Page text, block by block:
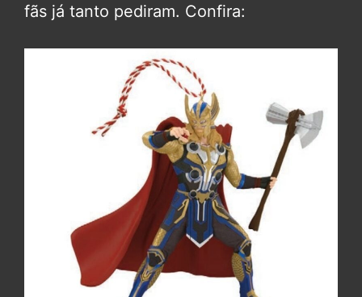
fãs já tanto pediram. Confira: